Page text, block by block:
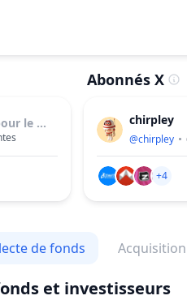
le moment
Abonnés X
chirpley
@chirpley
+4
de fonds Acquisition
et investisseurs